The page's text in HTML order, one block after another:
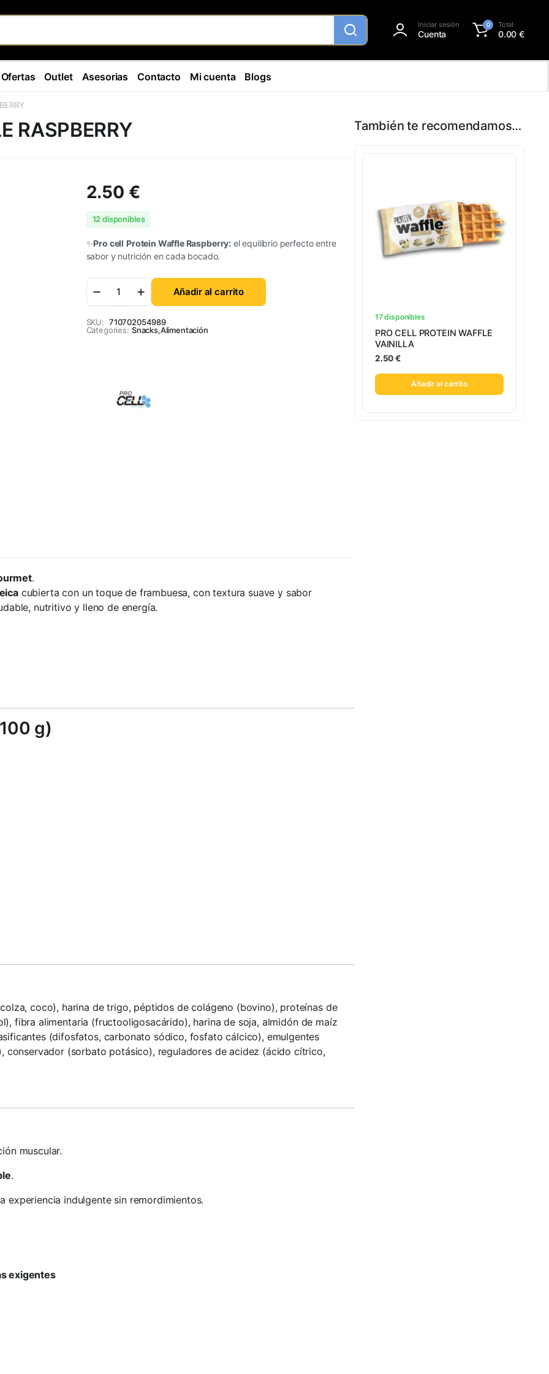
Iniciar sesión
Cuenta
0 Total
0.00€
Ofertas Outlet Asesorias Contacto Mi cuenta Blogs
RASPBERRY
2.50 €
12 disponibles
✨Pro cell Protein Waffle Raspberry: el equilibrio perfecto entre
sabor y nutrición en cada bocado.
Añadir al carrito
SKU: 710702054989
Categories: Snacks,Alimentación
.
cubierta con un toque de frambuesa, con textura suave y sabor
nutritivo y lleno de energía.
g)
coco), harina de trigo, péptidos de colágeno (bovino), proteínas de
fibra alimentaria (fructooligosacárido), harina de soja, almidón de maíz
(difosfatos, carbonato sódico, fosfato cálcico), emulgentes
conservador (sorbato potásico), reguladores de acidez (ácido cítrico,
muscular.
.
experiencia indulgente sin remordimientos.
exigentes
También te recomendamos…
17 disponibles
PRO CELL PROTEIN WAFFLE
VAINILLA
2.50€
Añadir al carrito